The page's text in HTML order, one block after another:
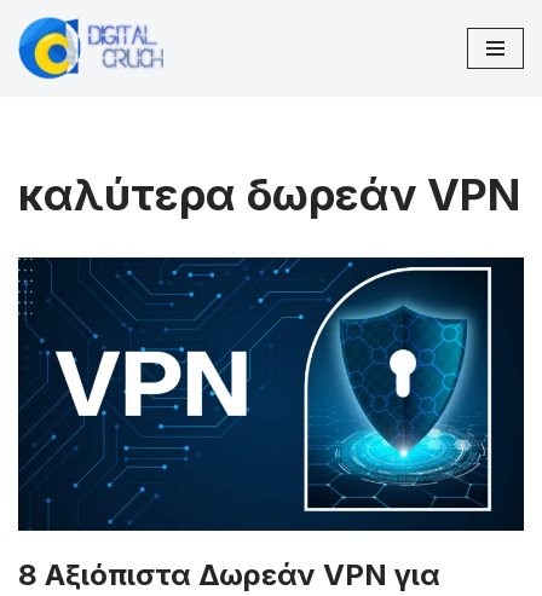
Μεταπηδήστε
καλύτερα δωρεάν VPN
8 Αξιόπιστα Δωρεάν VPN για